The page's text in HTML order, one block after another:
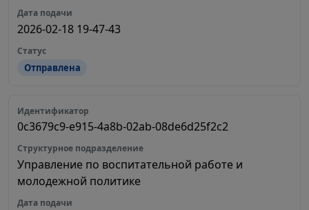
2026-02-18 19-47-43
Отправлена
0c3679c9-e915-4a8b-02ab-08de6d25f2c2
Управление по воспитательной работе и
молодежной политике